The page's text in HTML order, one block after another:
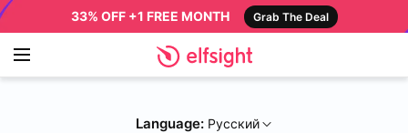
33% OFF +1 FREE MONTH Grab The Deal
Language: Русский